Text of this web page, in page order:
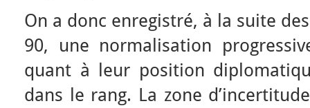
On a donc enregistré, à la suite
90, une normalisation
quant à leur position
dans le rang. La zone